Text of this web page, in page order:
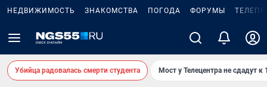
НЕДВИЖИМОСТЬ ЗНАКОМСТВА ПОГОДА ФОРУМЫ
Убийца радовалась смерти студента Мост у Телецентра не сдадут к